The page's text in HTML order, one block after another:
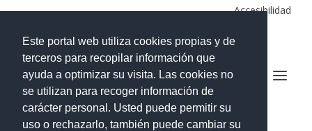
Este portal web utiliza cookies propias y de
terceros para recopilar información que
ayuda a optimizar su visita. Las cookies no
se utilizan para recoger información de
carácter personal. Usted puede permitir su
uso o rechazarlo, también puede cambiar su
Accesibilidad
IES LA ALDEA DE SAN NICOLÁS